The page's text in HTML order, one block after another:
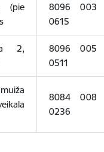
(pie
8096 003
0615
2,
8096 005
0511
8084 008
0236